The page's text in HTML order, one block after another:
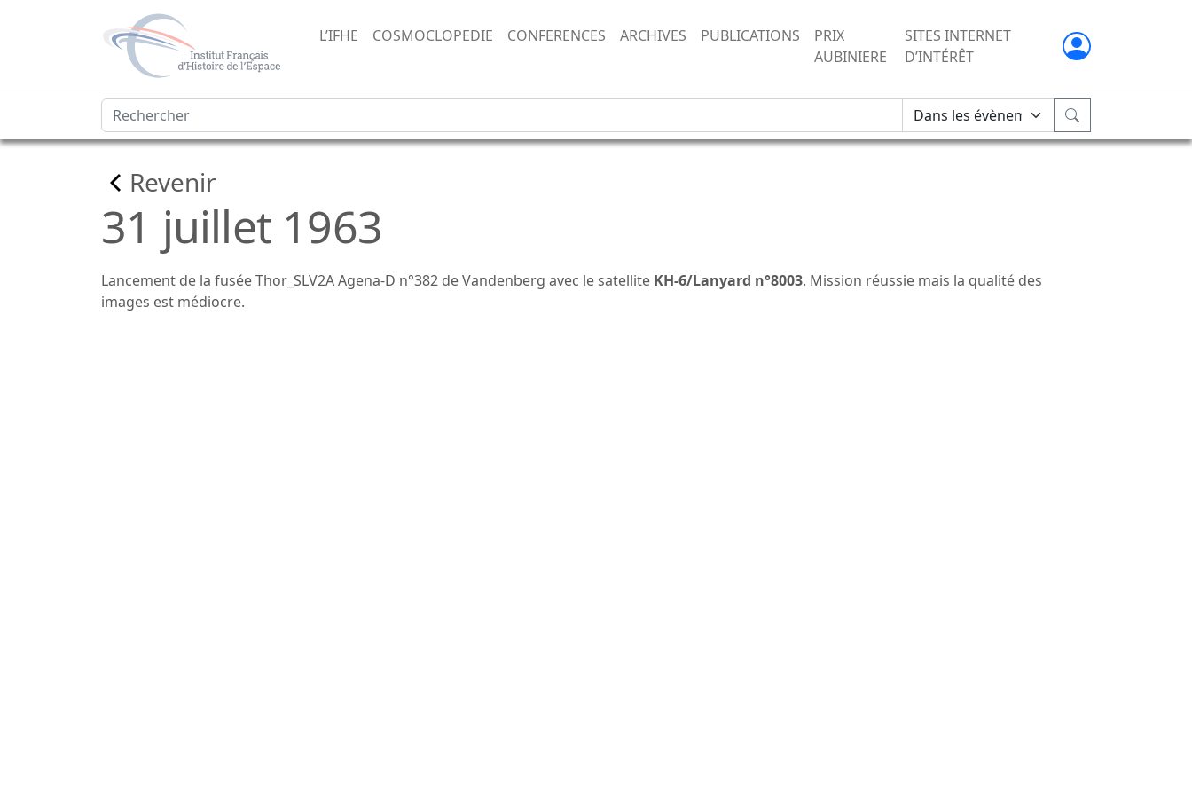
L’IFHE COSMOCLOPEDIE CONFERENCES ARCHIVES PUBLICATIONS
PRIX
AUBINIERE
SITES INTERNET
D’INTÉRÊT
Revenir
31 juillet 1963
Lancement de la fusée Thor_SLV2A Agena-D n°382 de Vandenberg avec le satellite KH-6/Lanyard n°8003. Mission réussie mais la qualité des
images est médiocre.